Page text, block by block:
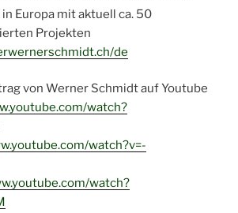
Europa mit aktuell ca. 50
Projekten
de
von Werner Schmidt auf Youtube
watch?
watch?v=-
watch?